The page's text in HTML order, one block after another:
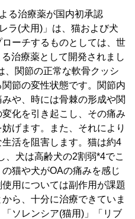
る治療薬が国内初承認
ラ(犬用)」は、猫および犬
ーチするものとしては、世
治療薬として開発されまし
、関節の正常な軟骨クッシ
節の変性状態です。関節内
や、時には骨棘の形成や関
化を引き起こし、その痛み
げます。また、それにより
活を阻害します。猫は約4
、犬は高齢犬の2割弱*4でこ
猫や犬がOAの痛みを感じ
用については副作用が課題
ら、十分に治療できていま
ソレンシア(猫用)」「リブ